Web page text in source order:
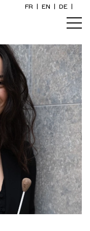
FR EN DE
Comprar un billete
Información práctica
La Gaceta del Concierto